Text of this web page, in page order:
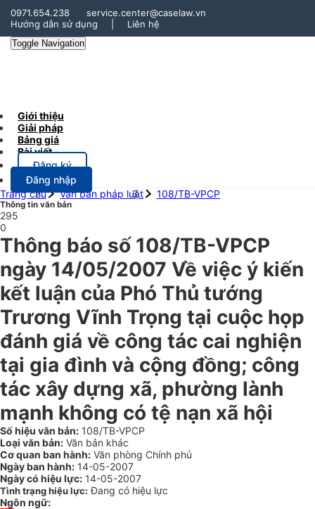
0971.654.238
service.center@caselaw.vn
Hướng dẫn sử dụng
Liên hệ
Toggle Navigation
Giới thiệu
Giải pháp
Bảng giá
Bài viết
Đăng ký
Đăng nhập
Trang chủ
Văn bản pháp luật 108/TB-VPCP
Thông tin văn bản
295
0
Thông báo số 108/TB-VPCP
ngày 14/05/2007 Về việc ý kiến
kết luận của Phó Thủ tướng
Trương Vĩnh Trọng tại cuộc họp
đánh giá về công tác cai nghiện
tại gia đình và cộng đồng; công
tác xây dựng xã, phường lành
mạnh không có tệ nạn xã hội
Số hiệu văn bản: 108/TB-VPCP
Loại văn bản: Văn bản khác
Cơ quan ban hành: Văn phòng Chính phủ
Ngày ban hành: 14-05-2007
Ngày có hiệu lực: 14-05-2007
Tình trạng hiệu lực: Đang có hiệu lực
Ngôn ngữ: